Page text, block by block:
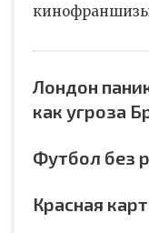
Лондон
как угроза
Футбол без
Красная